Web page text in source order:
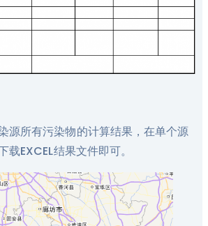
源所有污染物的计算结果，在单个源
EXCEL结果文件即可。